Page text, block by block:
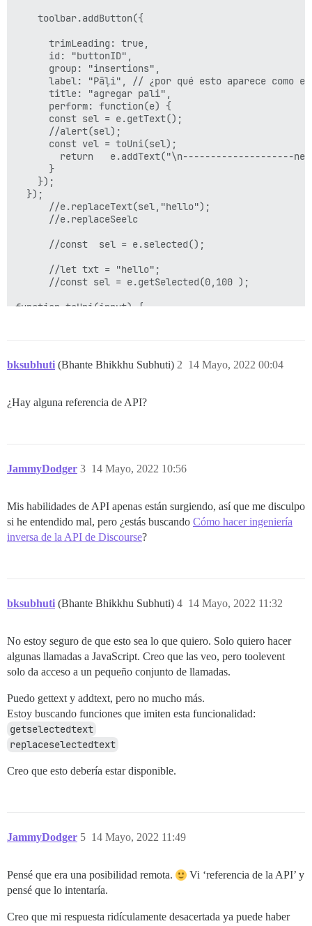
    toolbar.addButton({
      trimLeading: true,
      id: "buttonID",
      group: "insertions",
label: "Pāḷi", // ¿por qué esto aparece como
      title: "agregar pali",
      perform: function(e) {
      const sel = e.getText();
      //alert(sel);
      const vel = toUni(sel);
return   e.addText("\n--------------------
      }
    });
  });
      //e.replaceText(sel,"hello");
      //e.replaceSeelc
      //const  sel = e.selected();
      //let txt = "hello";
      //const sel = e.getSelected(0,100 );
function toUni(input) {
	var nigahita = 'ṃ';
	input = input.replace(/aa/g, 'ā').replace(/ii/g, 'ī').replace(/uu/g, 'ū').replace(/\\.t/g, 'ṭ').replace(/\\.d/g, 'ḍ').replace(/\\\"nk/g, 'ṅk').replace(/\\\"ng/g, 'ṅg').replace(/\\.n/g, 'ṇ').replace(/\\.m/g, nigahita).replace(/\\u1E41/g, nigahita).replace(/\\~n/g, 'ñ').replace(/\\.l/g, 'ḷ').replace(/AA/g, 'Ā').replace(/II/g, 'Ī').replace(/UU/g, 'Ū').replace(/\\.T/g, 'Ṭ').replace(/\\.D/g, 'Ḍ').replace(/\\\"N/g, 'Ṅ').replace(/\\.N/g, 'Ṇ').replace(/\\.M/g, Nigahita).replace(/\\~N/g, 'Ñ').replace(/\\.L/g, 'Ḷ').replace(/\\.ll/g,'ḹ').replace(/\\.r/g,'ṛ').replace(/\\.rr/g,'ṝ').replace(/\\.s/g,'ṣ').replace(/\"s/g,'ś').replace(/\\.h/g,'ḥ');
  </script>
bksubhuti (Bhante Bhikkhu Subhuti) 14 Mayo, 2022 00:04
2
¿Hay alguna referencia de API?
JammyDodger 14 Mayo, 2022 10:56
3
Mis habilidades de API apenas están surgiendo, así que me disculpo
si he entendido mal, pero ¿estás buscando Cómo hacer ingeniería
inversa de la API de Discourse?
bksubhuti (Bhante Bhikkhu Subhuti) 14 Mayo, 2022 11:32
4
No estoy seguro de que esto sea lo que quiero. Solo quiero hacer
algunas llamadas a JavaScript. Creo que las veo, pero toolevent
solo da acceso a un pequeño conjunto de llamadas.
Puedo gettext y addtext, pero no mucho más.
Estoy buscando funciones que imiten esta funcionalidad:
getselectedtext
replaceselectedtext
Creo que esto debería estar disponible.
JammyDodger 14 Mayo, 2022 11:49
5
Pensé que era una posibilidad remota.
Vi ‘referencia de la API’ y
pensé que lo intentaría.
Creo que mi respuesta ridículamente desacertada ya puede haber